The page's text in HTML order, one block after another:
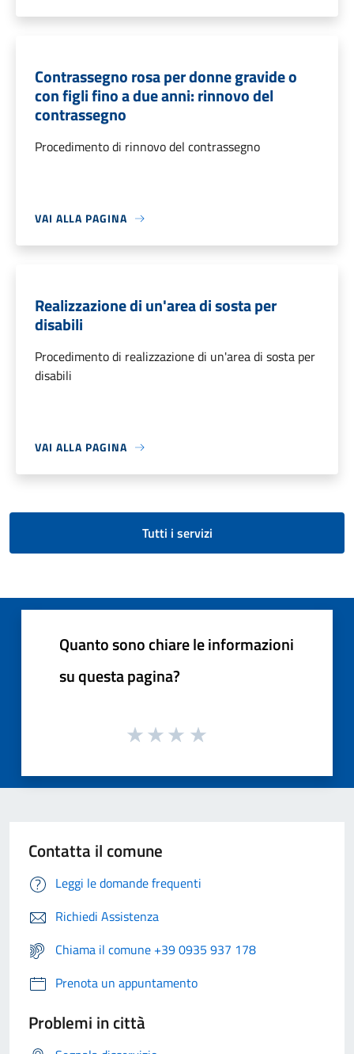
Contrassegno rosa per donne gravide o
con figli fino a due anni: rinnovo del
contrassegno
Procedimento di rinnovo del contrassegno
VAI ALLA PAGINA
Realizzazione di un'area di sosta per
disabili
Procedimento di realizzazione di un'area di sosta per
disabili
VAI ALLA PAGINA
Tutti i servizi
Quanto sono chiare le informazioni
su questa pagina?
Contatta il comune
Leggi le domande frequenti
Richiedi Assistenza
Chiama il comune +39 0935 937 178
Prenota un appuntamento
Problemi in città